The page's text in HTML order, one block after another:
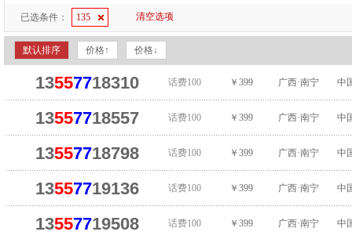
已选条件： 135 清空选项
默认排序 价格↑ 价格↓
13557718310 话费100 ￥399 广西·南宁 中
13557718557 话费100 ￥399 广西·南宁 中
13557718798 话费100 ￥399 广西·南宁 中
13557719136 话费100 ￥399 广西·南宁 中
13557719508 话费100 ￥399 广西·南宁 中